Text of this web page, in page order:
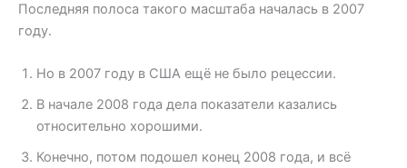
Последняя полоса такого масштаба началась в 2007
году.
Но в 2007 году в США ещё не было рецессии.
В начале 2008 года дела показатели казались
относительно хорошими.
Конечно, потом подошел конец 2008 года, и всё